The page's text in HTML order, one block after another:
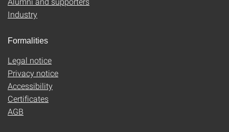
Industry
Formalities
Legal notice
Privacy notice
Accessibility
Certificates
AGB